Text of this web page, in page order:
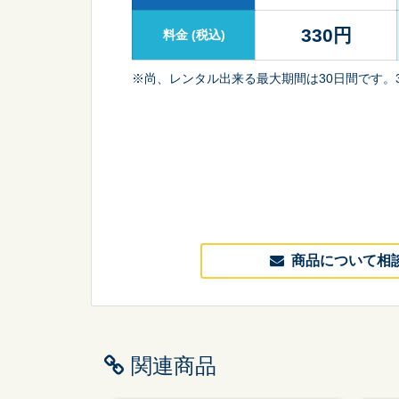
料金 (税込) 330 円
※尚、レンタル出来る最大期間は30日間です
商品について相
関連商品